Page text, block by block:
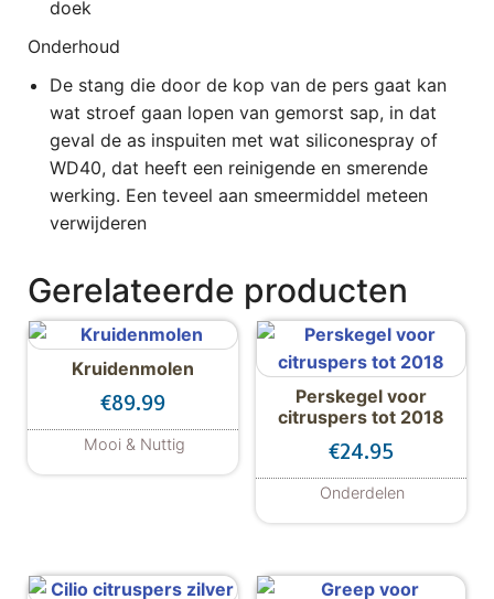
doek
Onderhoud
De stang die door de kop van de pers gaat kan
wat stroef gaan lopen van gemorst sap, in dat
geval de as inspuiten met wat siliconespray of
WD40, dat heeft een reinigende en smerende
werking. Een teveel aan smeermiddel meteen
verwijderen
Gerelateerde producten
Kruidenmolen
€89.99
Mooi & Nuttig
Perskegel voor
citruspers tot 2018
€24.95
Onderdelen